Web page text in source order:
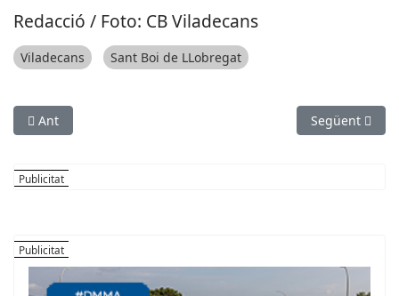
Redacció / Foto: CB Viladecans
Viladecans Sant Boi de LLobregat
Article anterior: TECNOLOGIA: URW, operador de centres
Ant Article
Següent